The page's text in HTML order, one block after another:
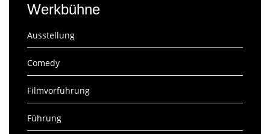
Werkbühne
Ausstellung
Comedy
Filmvorführung
Führung